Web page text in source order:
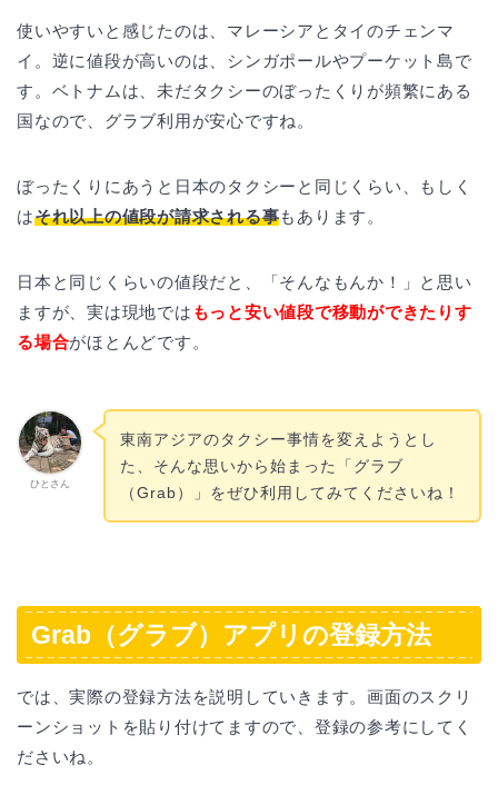
使いやすいと感じたのは、マレーシアとタイのチェンマ
イ。逆に値段が高いのは、シンガポールやプーケット島で
す。ベトナムは、未だタクシーのぼったくりが頻繁にある
国なので、グラブ利用が安心ですね。
ぼったくりにあうと日本のタクシーと同じくらい、もしく
はそれ以上の値段が請求される事もあります。
日本と同じくらいの値段だと、「そんなもんか！」と思い
ますが、実は現地では もっと安い値段で移動ができたりす
る場合がほとんどです。
ひとさん
東南アジアのタクシー事情を変えようとし
た、そんな思いから始まった「グラブ
（Grab）」をぜひ利用してみてくださいね！
Grab（グラブ）アプリの登録方法
では、実際の登録方法を説明していきます。画面のスクリ
ーンショットを貼り付けてますので、登録の参考にしてく
ださいね。